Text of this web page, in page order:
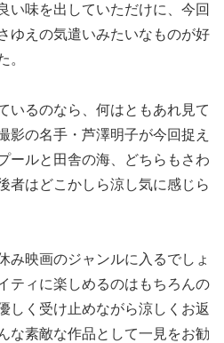
い味を出していただけに、今回
ゆえの気遣いみたいなものが好
。
いるのなら、何はともあれ見て
影の名手・芦澤明子が今回捉え
ールと田舎の海、どちらもさわ
者はどこかしら涼し気に感じら
み映画のジャンルに入るでしょ
ティに楽しめるのはもちろんの
しく受け止めながら涼しくお返
な素敵な作品として一見をお勧